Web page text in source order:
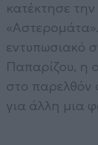
κατέκτησε
εντυπωσιακό
Παπαρίζου, η
στο παρελθόν
για άλλη μια